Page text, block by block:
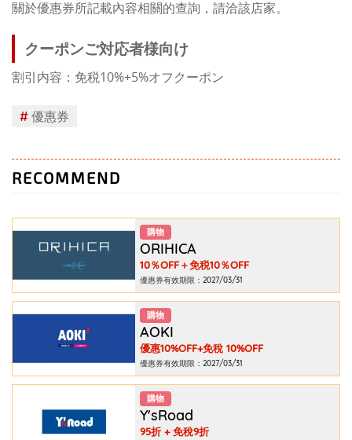
關於優惠券所記載內容相關的查詢，請洽該店家。
クーポンご対応者様向け
割引内容：免税10%+5%オフクーポン
# 優惠券
RECOMMEND
購物
ORIHICA
10％OFF＋免税10％OFF
優惠券有效期限：2027/03/31
購物
AOKI
優惠10%OFF+免稅 10%OFF
優惠券有效期限：2027/03/31
購物
Y'sRoad
95折 + 免稅9折